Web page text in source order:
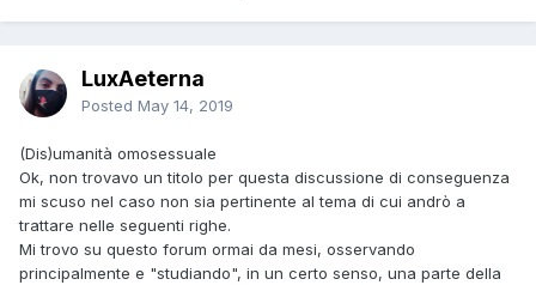
LuxAeterna
Posted May 14, 2019
(Dis)umanità omosessuale
Ok, non trovavo un titolo per questa discussione di conseguenza
mi scuso nel caso non sia pertinente al tema di cui andrò a
trattare nelle seguenti righe.
Mi trovo su questo forum ormai da mesi, osservando
principalmente e "studiando", in un certo senso, una parte della